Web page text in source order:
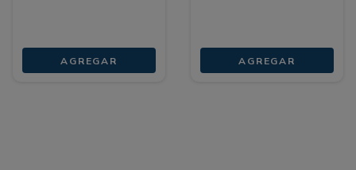
AGREGAR AGREGAR